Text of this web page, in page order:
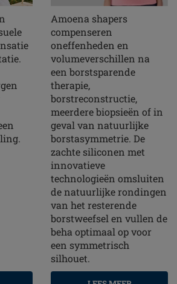
Amoena shapers
compenseren
oneffenheden en
volumeverschillen na
een borstsparende
therapie,
borstreconstructie,
meerdere biopsieën of in
geval van natuurlijke
borstasymmetrie. De
zachte siliconen met
innovatieve
technologieën omsluiten
de natuurlijke rondingen
van het resterende
borstweefsel en vullen de
beha optimaal op voor
een symmetrisch
silhouet.